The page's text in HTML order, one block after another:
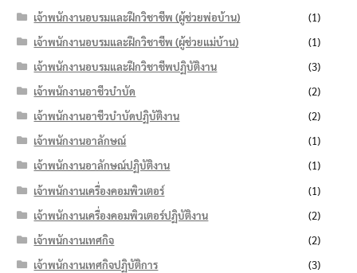
เจ้าพนักงานอบรมและฝึกวิชาชีพ (ผู้ช่วยพ่อบ้าน)
(1)
เจ้าพนักงานอบรมและฝึกวิชาชีพ (ผู้ช่วยแม่บ้าน)
(1)
เจ้าพนักงานอบรมและฝึกวิชาชีพปฏิบัติงาน
(3)
เจ้าพนักงานอาชีวบำบัด
(2)
เจ้าพนักงานอาชีวบำบัดปฏิบัติงาน
(2)
เจ้าพนักงานอาลักษณ์
(1)
เจ้าพนักงานอาลักษณ์ปฏิบัติงาน
(1)
เจ้าพนักงานเครื่องคอมพิวเตอร์
(1)
เจ้าพนักงานเครื่องคอมพิวเตอร์ปฏิบัติงาน
(2)
เจ้าพนักงานเทศกิจ
(2)
เจ้าพนักงานเทศกิจปฏิบัติการ
(3)